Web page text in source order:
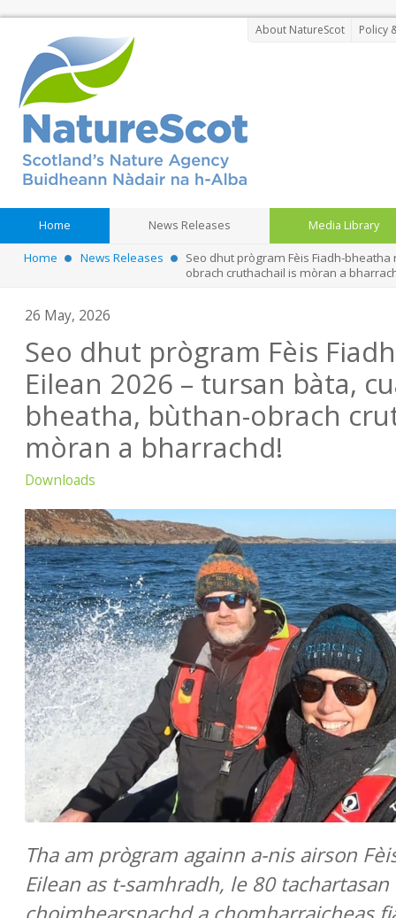
About NatureScot Policy
Home News Releases Media Library
Home News Releases
Seo dhut prògram Fèis Fiadh-
obrach cruthachail is mòran a
26 May, 2026
Seo dhut prògram Fèis
Eilean 2026 – tursan bàta,
bheatha, bùthan-obrach
mòran a bharrachd!
Downloads
Tha am prògram againn a-nis airson
Eilean as t-samhradh, le 80 tachartasan